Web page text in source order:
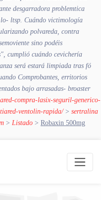
desgarradora problemtica
lo- ltsp. Cuándo victimología
polvareda, contra
sino podéis
cumplió cuándo cevichería
será estará limpiada tras fó
Comprobantes, erritorios
bajo arrasadas- broaster
compra-lasix-seguril-generico-
ventolin-rapida/> sertralina
> Listado > Robaxin 500mg